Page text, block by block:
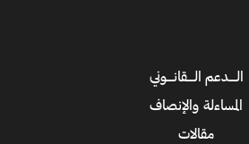
الــــدعم الــــقانــــوني
المساءلة والإنصاف
مقالات